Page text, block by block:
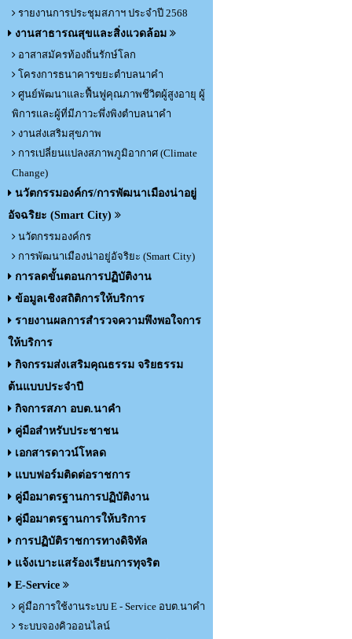
รายงานการประชุมสภาฯ ประจำปี 2568
งานสาธารณสุขและสิ่งแวดล้อม
อาสาสมัครท้องถิ่นรักษ์โลก
โครงการธนาคารขยะตำบลนาคำ
ศูนย์พัฒนาและฟื้นฟูคุณภาพชีวิตผู้สูงอายุ ผู้
พิการและผู้ที่มีภาวะพึ่งพิงตำบลนาคำ
งานส่งเสริมสุขภาพ
การเปลี่ยนแปลงสภาพภูมิอากาศ (Climate
Change)
นวัตกรรมองค์กร/การพัฒนาเมืองน่าอยู่
อัจฉริยะ (Smart City)
นวัตกรรมองค์กร
การพัฒนาเมืองน่าอยู่อัจริยะ (Smart City)
การลดขั้นตอนการปฏิบัติงาน
ข้อมูลเชิงสถิติการให้บริการ
รายงานผลการสำรวจความพึงพอใจการ
ให้บริการ
กิจกรรมส่งเสริมคุณธรรม จริยธรรม
ต้นแบบประจำปี
กิจการสภา อบต.นาคำ
คู่มือสำหรับประชาชน
เอกสารดาวน์โหลด
แบบฟอร์มติดต่อราชการ
คู่มือมาตรฐานการปฏิบัติงาน
คู่มือมาตรฐานการให้บริการ
การปฏิบัติราชการทางดิจิทัล
แจ้งเบาะแสร้องเรียนการทุจริต
E-Service
คู่มือการใช้งานระบบ E - Service อบต.นาคำ
ระบบจองคิวออนไลน์